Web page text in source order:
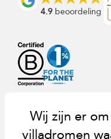
4.9 beoordeling